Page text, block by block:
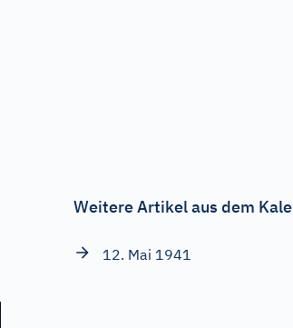
Weitere Artikel aus dem
12. Mai 1941